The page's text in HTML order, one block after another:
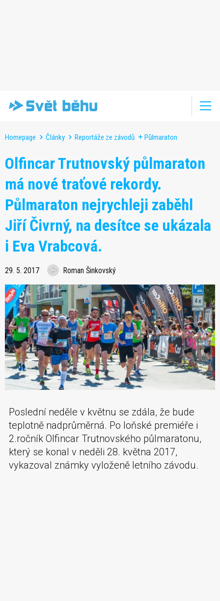
Homepage Články Reportáže ze závodů Půlmaraton
Olfincar Trutnovský půlmaraton
má nové traťové rekordy.
Půlmaraton nejrychleji zaběhl
Jiří Čivrný, na desítce se ukázala
i Eva Vrabcová.
29. 5. 2017 Roman Šinkovský
Poslední neděle v květnu se zdála, že bude
teplotně nadprůměrná. Po loňské premiéře i
2.ročník Olfincar Trutnovského půlmaratonu,
který se konal v neděli 28. května 2017,
vykazoval známky vyloženě letního závodu.